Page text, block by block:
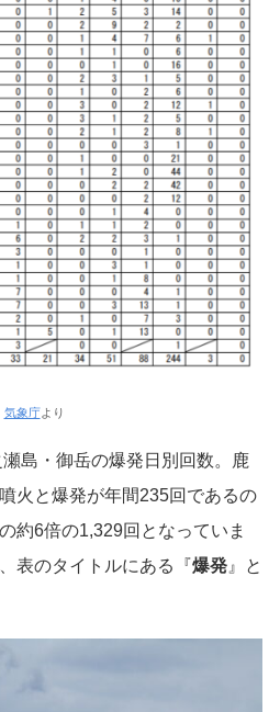
気象庁より
島・御岳の爆発日別回数。鹿
火と爆発が年間235回であるの
約6倍の1,329回となっていま
表のタイトルにある『爆発 』と